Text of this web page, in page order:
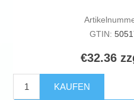
GTIN:
€32.36
KAUFEN